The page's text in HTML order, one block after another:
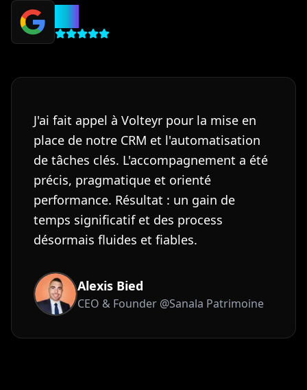
J'ai fait appel à Volteyr pour la mise en
place de notre CRM et l'automatisation
de tâches clés. L'accompagnement a été
précis, pragmatique et orienté
performance. Résultat : un gain de
temps significatif et des process
désormais fluides et fiables.
Alexis Bied
CEO & Founder @Sanala Patrimoine